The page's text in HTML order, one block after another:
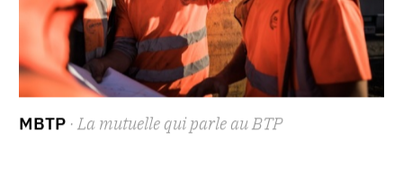
MBTP · La mutuelle qui parle au BTP